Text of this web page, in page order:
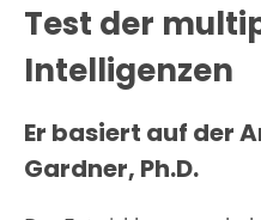
Test der
Intelligenzen
Er basiert auf der
Gardner, Ph.D.